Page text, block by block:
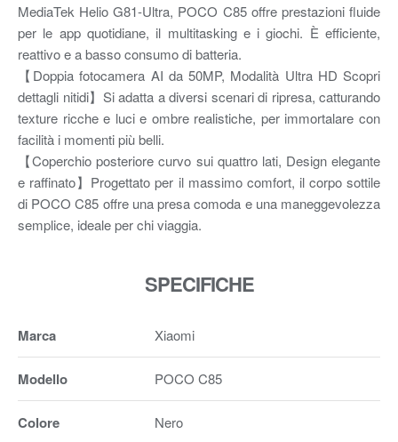
MediaTek Helio G81-Ultra, POCO C85 offre prestazioni fluide
per le app quotidiane, il multitasking e i giochi. È efficiente,
reattivo e a basso consumo di batteria.
【Doppia fotocamera AI da 50MP, Modalità Ultra HD Scopri
dettagli nitidi】Si adatta a diversi scenari di ripresa, catturando
texture ricche e luci e ombre realistiche, per immortalare con
facilità i momenti più belli.
【Coperchio posteriore curvo sui quattro lati, Design elegante
e raffinato】Progettato per il massimo comfort, il corpo sottile
di POCO C85 offre una presa comoda e una maneggevolezza
semplice, ideale per chi viaggia.
SPECIFICHE
Marca Xiaomi
Modello POCO C85
Colore Nero